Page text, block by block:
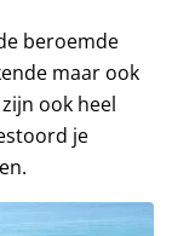
beroemde
maar ook
ook heel
je